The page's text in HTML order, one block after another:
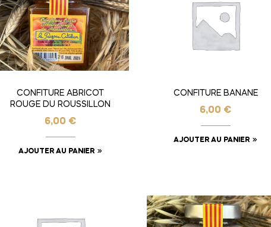
CONFITURE ABRICOT
ROUGE DU ROUSSILLON
6,00 €
AJOUTER AU PANIER
CONFITURE BANANE
6,00 €
AJOUTER AU PANIER